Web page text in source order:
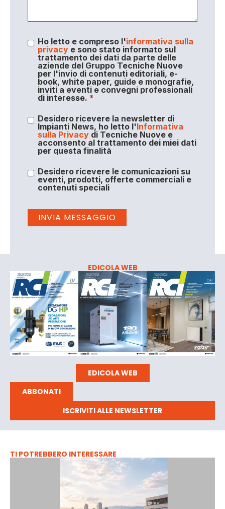
Ho letto e compreso l'informativa sulla
privacye sono stato informato sul
trattamento dei dati da parte delle
aziende del Gruppo Tecniche Nuove
per l'invio di contenuti editoriali, e-
book, white paper, guide e monografie,
inviti a eventi e convegni professionali
di interesse. *
Desidero ricevere la newsletter di
Impianti News, ho letto l'Informativa
sulla Privacydi Tecniche Nuove e
acconsento al trattamento dei miei dati
per questa finalità
Desidero ricevere le comunicazioni su
eventi, prodotti, offerte commerciali e
contenuti speciali
EDICOLA WEB
EDICOLA WEB
ABBONATI
ISCRIVITI ALLE NEWSLETTER
TI POTREBBERO INTERESSARE